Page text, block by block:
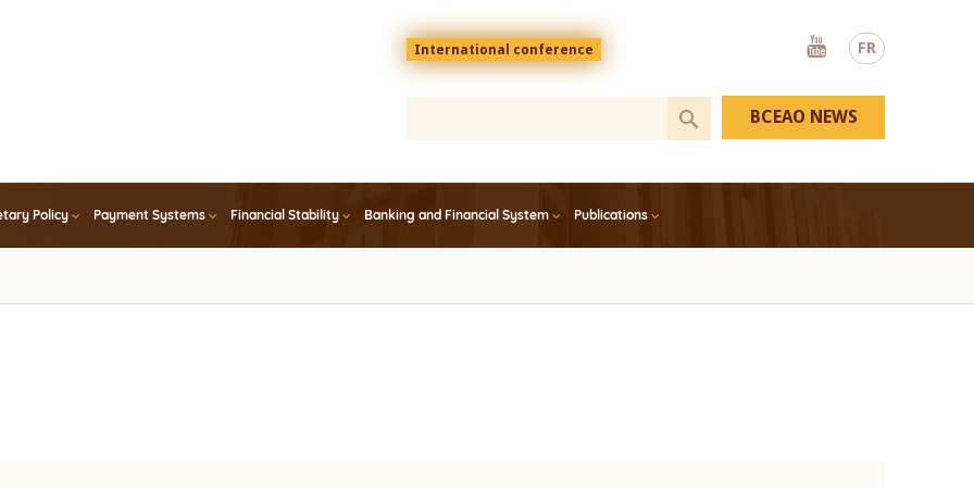
FR
Menu
top
En
International conference
Youtube
Policy Payment Systems Financial Stability Banking and Financial System Publications
BCEAO NEWS